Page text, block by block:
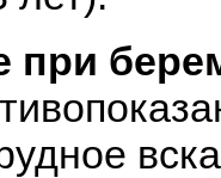
при